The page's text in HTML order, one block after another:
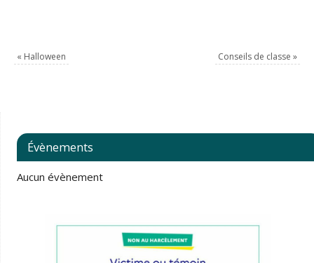
« Halloween Conseils de classe »
Évènements
Aucun évènement